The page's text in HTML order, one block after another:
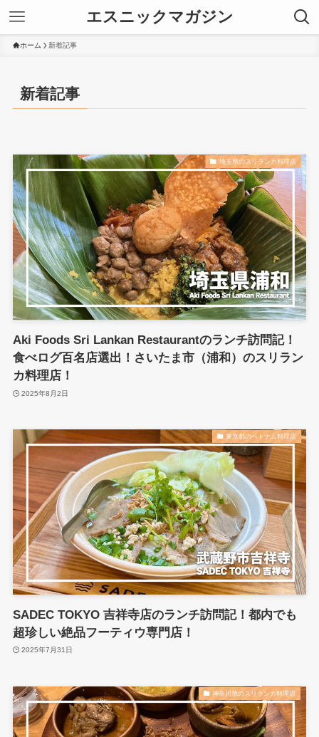
エスニックマガジン
ホーム 新着記事
新着記事
埼玉県のスリランカ料理店
Aki Foods Sri Lankan Restaurantのランチ訪問記！
食べログ百名店選出！さいたま市（浦和）のスリラン
カ料理店！
2025年8月2日
東京都のベトナム料理店
SADEC TOKYO 吉祥寺店のランチ訪問記！都内でも
超珍しい絶品フーティウ専門店！
2025年7月31日
神奈川県のスリランカ料理店